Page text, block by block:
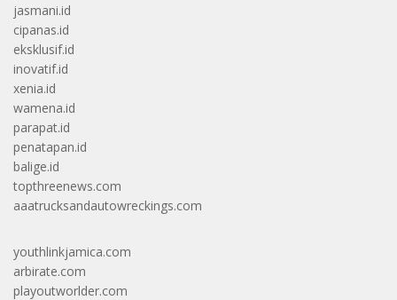
jasmani.id
cipanas.id
eksklusif.id
inovatif.id
xenia.id
wamena.id
parapat.id
penatapan.id
balige.id
topthreenews.com
aaatrucksandautowreckings.com
youthlinkjamica.com
arbirate.com
playoutworlder.com